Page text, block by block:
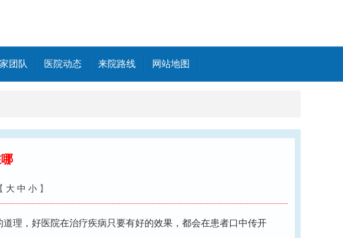
团队 医院动态 来院路线 网站地图
【 大 中 小】
理，好医院在治疗疾病只要有好的效果，都会在患者口中传开